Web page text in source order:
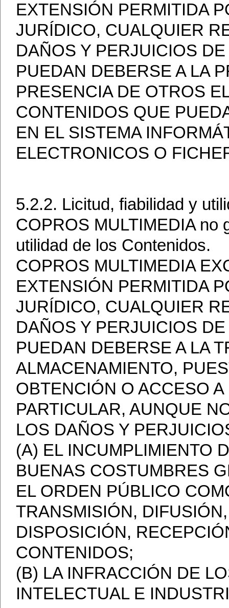
EXTENSIÓN PERMITIDA
JURÍDICO, CUALQUIER
DAÑOS Y PERJUICIOS
PUEDAN DEBERSE A LA
PRESENCIA DE OTROS
CONTENIDOS QUE
EN EL SISTEMA
ELECTRONICOS O
5.2.2. Licitud, fiabilidad y
COPROS MULTIMEDIA no
utilidad de los Contenidos.
COPROS MULTIMEDIA
EXTENSIÓN PERMITIDA
JURÍDICO, CUALQUIER
DAÑOS Y PERJUICIOS
PUEDAN DEBERSE A LA
ALMACENAMIENTO,
OBTENCIÓN O ACCESO
PARTICULAR, AUNQUE
LOS DAÑOS Y
(A) EL INCUMPLIMIENTO
BUENAS COSTUMBRES
EL ORDEN PÚBLICO
TRANSMISIÓN,
DISPOSICIÓN,
CONTENIDOS;
(B) LA INFRACCIÓN DE
INTELECTUAL E